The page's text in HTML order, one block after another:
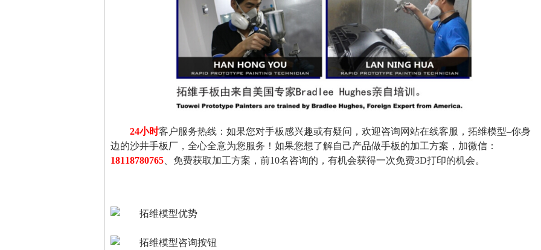
24小时客户服务热线：如果您对手板感兴趣或有疑问，欢迎咨询网站在线客服，拓维模型–你身
边的沙井手板厂，全心全意为您服务！如果您想了解自己产品做手板的加工方案，加微信：
18118780765 、免费获取加工方案，前10名咨询的，有机会获得一次免费3D打印的机会。